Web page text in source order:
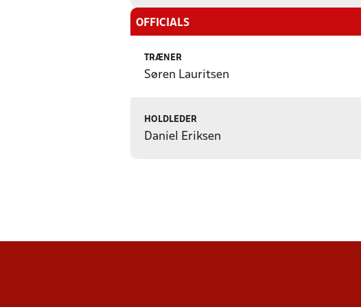
OFFICIALS
TRÆNER
Søren Lauritsen
HOLDLEDER
Daniel Eriksen